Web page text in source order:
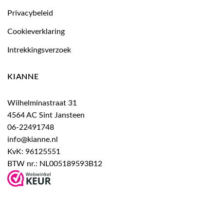
Privacybeleid
Cookieverklaring
Intrekkingsverzoek
KIANNE
Wilhelminastraat 31
4564 AC Sint Jansteen
06-22491748
info@kianne.nl
KvK: 96125551
BTW nr.: NL005189593B12